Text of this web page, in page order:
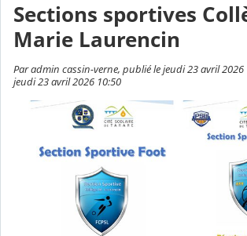
Sections sportives
Marie Laurencin
Par admin cassin-verne, publié le jeudi 23 avril 2026
jeudi 23 avril 2026 10:50